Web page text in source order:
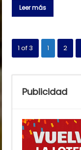
Leer más
1 of 3 1 2
Publicidad